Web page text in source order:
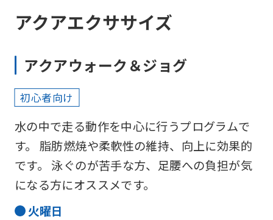
アクアエクササイズ
アクアウォーク＆ジョグ
初心者向け
水の中で走る動作を中心に行うプログラムで
す。 脂肪燃焼や柔軟性の維持、向上に効果的
です。 泳ぐのが苦手な方、足腰への負担が気
になる方にオススメです。
火曜日
is
translated
into
the
link
below
(start